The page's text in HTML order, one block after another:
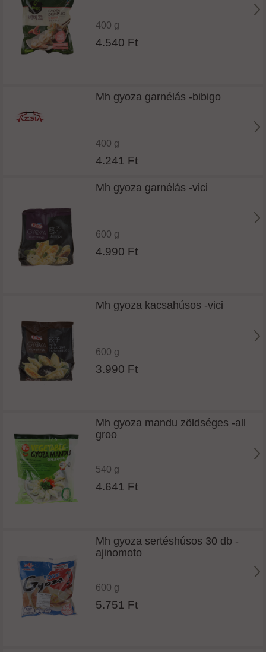
400 g
4.540 Ft
Mh gyoza garnélás -bibigo
400 g
4.241 Ft
Mh gyoza garnélás -vici
600 g
4.990 Ft
Mh gyoza kacsahúsos -vici
600 g
3.990 Ft
Mh gyoza mandu zöldséges -all
groo
540 g
4.641 Ft
Mh gyoza sertéshúsos 30 db -
ajinomoto
600 g
5.751 Ft